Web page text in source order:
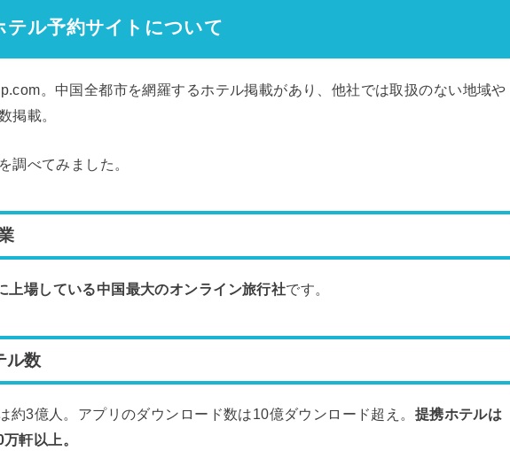
ル予約サイトについて
。中国全都市を網羅するホテル掲載があり、他社では取扱のない地域や
掲載。
調べてみました。
上場している中国最大のオンライン旅行社です。
ル数
約3億人。アプリのダウンロード数は10億ダウンロード超え。 提携ホテルは
軒以上。